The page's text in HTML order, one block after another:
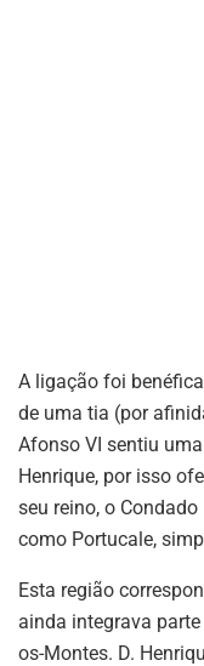
A ligação foi
de uma tia (por
Afonso VI sentiu
Henrique, por isso
seu reino, o
como Portucale,
Esta região
ainda integrava
os-Montes. D.